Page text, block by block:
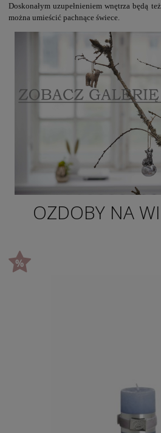
Doskonałym uzupełnieniem wnętrza będą
można umieścić pachnące świece.
OZDOBY NA